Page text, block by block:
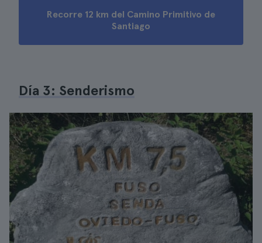
Recorre 12 km del Camino Primitivo de
Santiago
Día 3: Senderismo